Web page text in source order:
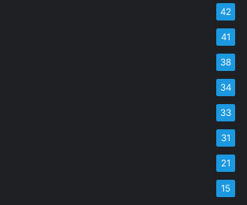
42
41
38
34
33
31
21
15